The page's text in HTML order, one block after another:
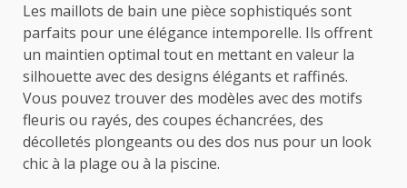
Les maillots de bain une pièce sophistiqués sont
parfaits pour une élégance intemporelle. Ils offrent
un maintien optimal tout en mettant en valeur la
silhouette avec des designs élégants et raffinés.
Vous pouvez trouver des modèles avec des motifs
fleuris ou rayés, des coupes échancrées, des
décolletés plongeants ou des dos nus pour un look
chic à la plage ou à la piscine.